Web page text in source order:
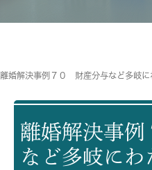
離婚解決事例７０ 財産分与など多岐に
離婚解決事
など多岐に